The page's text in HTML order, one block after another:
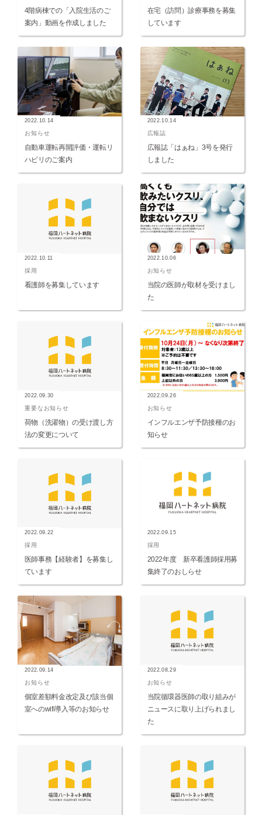
4階病棟での「入院生活のご
案内」動画を作成しました
在宅（訪問）診療事務を募集
しています
2022.10.14
お知らせ
自動車運転再開評価・運転リ
ハビリのご案内
2022.10.14
広報誌
広報誌「はぁね」3号を発行
しました
2022.10.11
採用
看護師を募集しています
2022.10.06
お知らせ
当院の医師が取材を受けまし
た
2022.09.30
重要なお知らせ
荷物（洗濯物）の受け渡し方
法の変更について
2022.09.26
お知らせ
インフルエンザ予防接種のお
知らせ
2022.09.22
採用
医師事務【経験者】を募集し
ています
2022.09.15
採用
2022年度 新卒看護師採用募
集終了のおしらせ
2022.09.14
お知らせ
個室差額料金改定及び該当個
室へのwifi導入等のお知らせ
2022.08.29
お知らせ
当院循環器医師の取り組みが
ニュースに取り上げられまし
た